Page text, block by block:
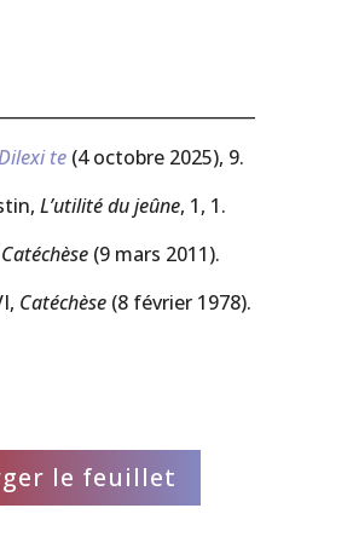
te (4 octobre 2025), 9.
L’utilité du jeûne, 1, 1.
Catéchèse (9 mars 2011).
Catéchèse (8 février 1978).
le feuillet